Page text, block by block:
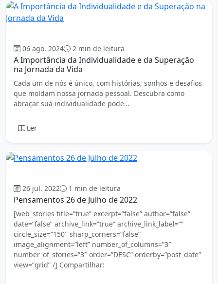
06 ago. 2024 2 min de leitura
A Importância da Individualidade e da Superação
na Jornada da Vida
Cada um de nós é único, com histórias, sonhos e desafios
que moldam nossa jornada pessoal. Descubra como
abraçar sua individualidade pode…
Ler
26 jul. 2022 1 min de leitura
Pensamentos 26 de Julho de 2022
[web_stories title=”true” excerpt=”false” author=”false”
date=”false” archive_link=”true” archive_link_label=””
circle_size=”150″ sharp_corners=”false”
image_alignment=”left” number_of_columns=”3″
number_of_stories=”3″ order=”DESC” orderby=”post_date”
view=”grid” /] Compartilhar: